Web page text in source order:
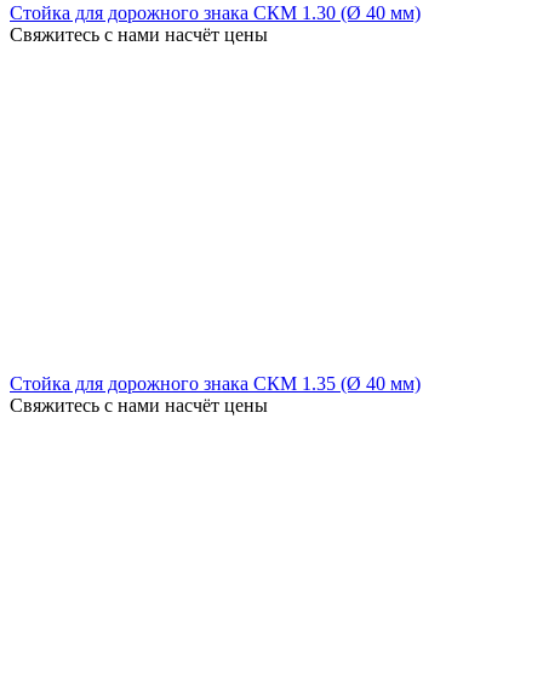
Стойка для дорожного знака СКМ 1.30 (Ø 40 мм)
Свяжитесь с нами насчёт цены
Стойка для дорожного знака СКМ 1.35 (Ø 40 мм)
Свяжитесь с нами насчёт цены